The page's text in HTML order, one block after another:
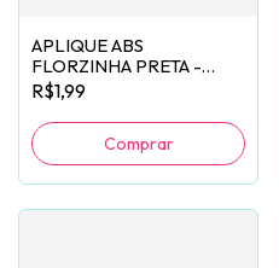
APLIQUE ABS
FLORZINHA PRETA -
2 UNIDADES
R$1,99